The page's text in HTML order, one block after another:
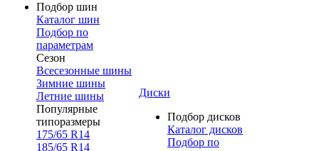
Подбор шин
Каталог шин
Подбор по
параметрам
Сезон
Всесезонные шины
Зимние шины
Летние шины
Популярные
типоразмеры
175/65 R14
185/65 R14
Диски
Подбор дисков
Каталог дисков
Подбор по